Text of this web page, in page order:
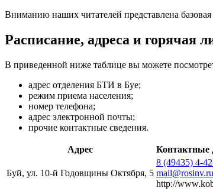
Вниманию наших читателей представлена
Расписание, адреса и горячая
В приведенной ниже таблице вы можете
адрес отделения БТИ в Буе;
режим приема населения;
номер телефона;
адрес электронной почты;
прочие контактные сведения.
Адрес Контактные
Буй, ул. 10-й Годовщины Октября, 5
8 (49435) 4-
mail@rosinv.ru
http://